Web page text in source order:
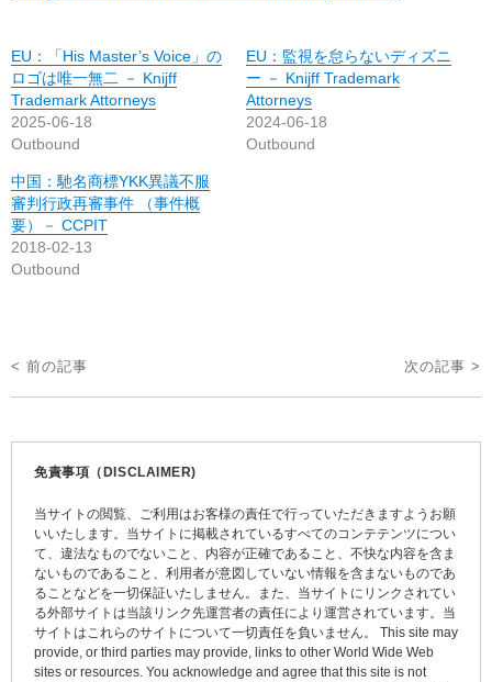
EU：「His Master’s Voice」の
ロゴは唯一無二 － Knijff
Trademark Attorneys
2025-06-18
Outbound
EU：監視を怠らないディズニ
ー － Knijff Trademark
Attorneys
2024-06-18
Outbound
中国：馳名商標YKK異議不服
審判行政再審事件 （事件概
要）－ CCPIT
2018-02-13
Outbound
投
稿
< 前の記事 次の記事 >
免責事項（DISCLAIMER)
当サイトの閲覧、ご利用はお客様の責任で行っていただきますようお願
いいたします。当サイトに掲載されているすべてのコンテテンツについ
て、違法なものでないこと、内容が正確であること、不快な内容を含ま
ないものであること、利用者が意図していない情報を含まないものであ
ることなどを一切保証いたしません。また、当サイトにリンクされてい
る外部サイトは当該リンク先運営者の責任により運営されています。当
サイトはこれらのサイトについて一切責任を負いません。 This site may
provide, or third parties may provide, links to other World Wide Web
sites or resources. You acknowledge and agree that this site is not